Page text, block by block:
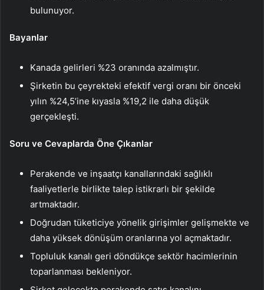
bulunuyor.
Bayanlar
Kanada gelirleri %23 oranında azalmıştır.
Şirketin bu çeyrekteki efektif vergi oranı bir önceki
yılın %24,5’ine kıyasla %19,2 ile daha düşük
gerçekleşti.
Soru ve Cevaplarda Öne Çıkanlar
Perakende ve inşaatçı kanallarındaki sağlıklı
faaliyetlerle birlikte talep istikrarlı bir şekilde
artmaktadır.
Doğrudan tüketiciye yönelik girişimler gelişmekte ve
daha yüksek dönüşüm oranlarına yol açmaktadır.
Topluluk kanalı geri döndükçe sektör hacimlerinin
toparlanması bekleniyor.